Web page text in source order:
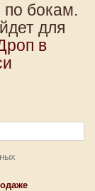
бокам.
для
в